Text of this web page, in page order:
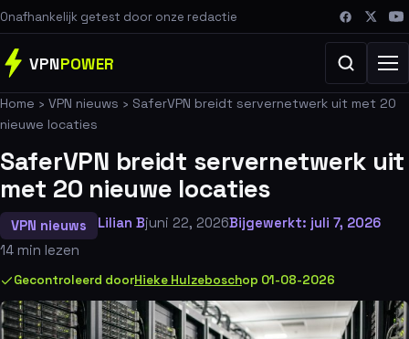
Onafhankelijk getest door onze redactie
VPNPOWER
Home › VPN nieuws › SaferVPN breidt servernetwerk uit met 20
nieuwe locaties
SaferVPN breidt servernetwerk uit
met 20 nieuwe locaties
VPN nieuws Lilian Bjuni 22, 2026Bijgewerkt: juli 7, 2026
14 min lezen
Gecontroleerd doorHieke Hulzeboschop 01-08-2026